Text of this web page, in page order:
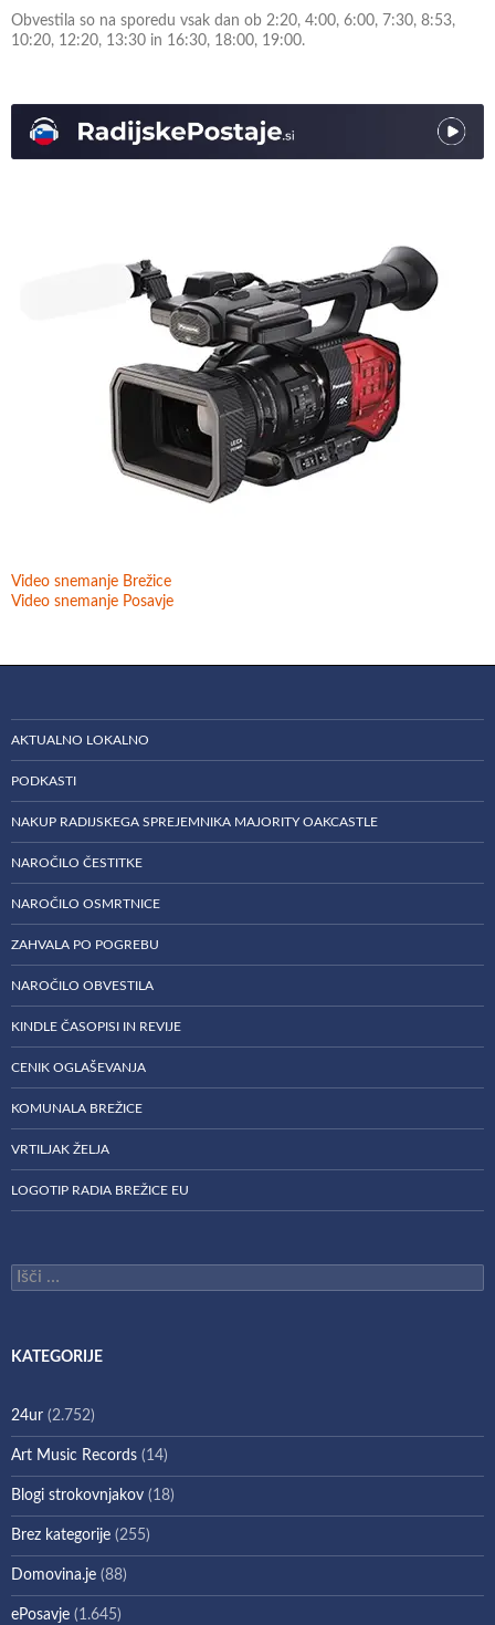
Obvestila so na sporedu vsak dan ob 2:20, 4:00, 6:00, 7:30, 8:53,
10:20, 12:20, 13:30 in 16:30, 18:00, 19:00.
Video snemanje Brežice
Video snemanje Posavje
AKTUALNO LOKALNO
PODKASTI
NAKUP RADIJSKEGA SPREJEMNIKA MAJORITY OAKCASTLE
NAROČILO ČESTITKE
NAROČILO OSMRTNICE
ZAHVALA PO POGREBU
NAROČILO OBVESTILA
KINDLE ČASOPISI IN REVIJE
CENIK OGLAŠEVANJA
KOMUNALA BREŽICE
VRTILJAK ŽELJA
LOGOTIP RADIA BREŽICE EU
Išči:
KATEGORIJE
24ur (2.752)
Art Music Records (14)
Blogi strokovnjakov (18)
Brez kategorije (255)
Domovina.je (88)
ePosavje (1.645)